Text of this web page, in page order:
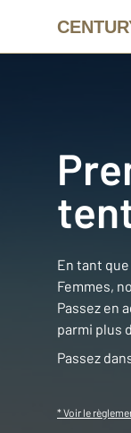
En tant
Femmes,
Passez en
parmi plus
Passez
* Voir le